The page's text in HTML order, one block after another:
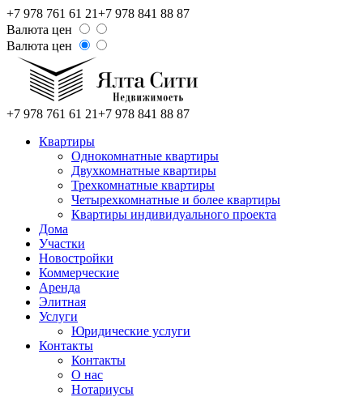
+7 978 761 61 21+7 978 841 88 87
Валюта цен
Валюта цен
+7 978 761 61 21+7 978 841 88 87
Квартиры
Однокомнатные квартиры
Двухкомнатные квартиры
Трехкомнатные квартиры
Четырехкомнатные и более квартиры
Квартиры индивидуального проекта
Дома
Участки
Новостройки
Коммерческие
Аренда
Элитная
Услуги
Юридические услуги
Контакты
Контакты
О нас
Нотариусы